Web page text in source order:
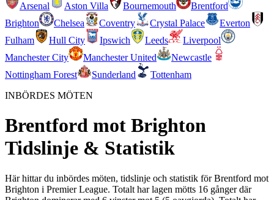
Arsenal
Aston Villa Bournemouth
Brentford
Brighton
Chelsea Coventry Crystal Palace
Everton
Fulham
Hull City Ipswich Leeds
Liverpool
Manchester City
Manchester United
Newcastle
Nottingham Forest
Sunderland
Tottenham
INBÖRDES MÖTEN
Brentford mot Brighton
Tidslinje & Statistik
Här hittar du inbördes möten, tidslinje och statistik för Brentford mot
Brighton i Premier League. Totalt har lagen mötts 16 gånger där